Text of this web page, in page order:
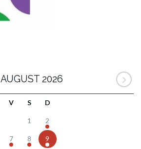
AUGUST 2026
V S D
1 2
7 8 9